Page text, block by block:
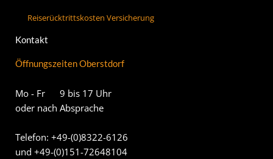
Reiserücktrittskosten Versicherung
Kontakt
Öffnungszeiten Oberstdorf
Mo - Fr 9 bis 17 Uhr
oder nach Absprache
Telefon: +49-(0)8322-6126
und +49-(0)151-72648104